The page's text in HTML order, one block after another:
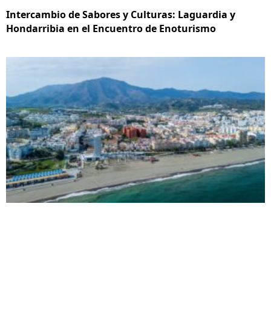
Intercambio de Sabores y Culturas: Laguardia y
Hondarribia en el Encuentro de Enoturismo